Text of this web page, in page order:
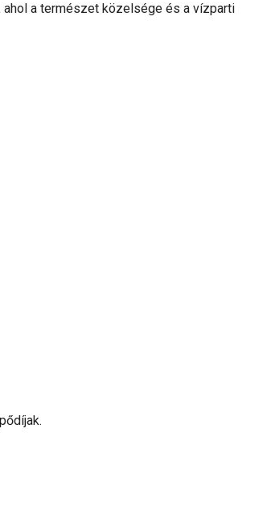
a természet közelsége és a vízparti